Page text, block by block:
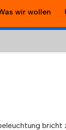
wir wollen
bricht